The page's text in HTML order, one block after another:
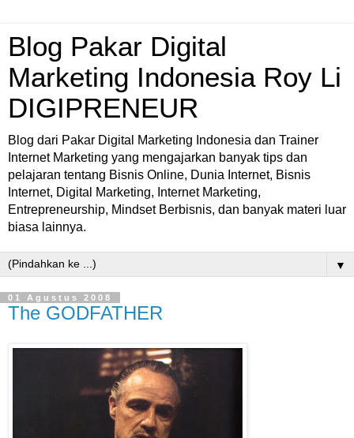
Blog Pakar Digital
Marketing Indonesia Roy Li
DIGIPRENEUR
Blog dari Pakar Digital Marketing Indonesia dan Trainer
Internet Marketing yang mengajarkan banyak tips dan
pelajaran tentang Bisnis Online, Dunia Internet, Bisnis
Internet, Digital Marketing, Internet Marketing,
Entrepreneurship, Mindset Berbisnis, dan banyak materi luar
biasa lainnya.
▼
01 Agustus 2008
The GODFATHER